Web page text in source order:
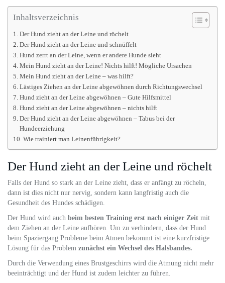
Inhaltsverzeichnis
Der Hund zieht an der Leine und röchelt
Der Hund zieht an der Leine und schnüffelt
Hund zerrt an der Leine, wenn er andere Hunde sieht
Mein Hund zieht an der Leine! Nichts hilft! Mögliche Ursachen
Mein Hund zieht an der Leine – was hilft?
Lästiges Ziehen an der Leine abgewöhnen durch Richtungswechsel
Hund zieht an der Leine abgewöhnen – Gute Hilfsmittel
Hund zieht an der Leine abgewöhnen – nichts hilft
Der Hund zieht an der Leine abgewöhnen – Tabus bei der
Hundeerziehung
Wie trainiert man Leinenführigkeit?
Der Hund zieht an der Leine und röchelt
Falls der Hund so stark an der Leine zieht, dass er anfängt zu röcheln,
dann ist dies nicht nur nervig, sondern kann langfristig auch die
Gesundheit des Hundes schädigen.
Der Hund wird auch beim besten Training erst nach einiger Zeit mit
dem Ziehen an der Leine aufhören. Um zu verhindern, dass der Hund
beim Spaziergang Probleme beim Atmen bekommt ist eine kurzfristige
Lösung für das Problem zunächst ein Wechsel des Halsbandes.
Durch die Verwendung eines Brustgeschirrs wird die Atmung nicht mehr
beeinträchtigt und der Hund ist zudem leichter zu führen.